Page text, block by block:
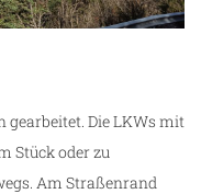
Die LKWs mit
Stück oder zu
Am Straßenrand